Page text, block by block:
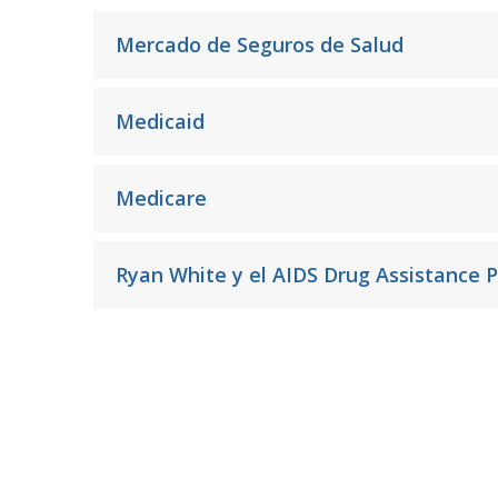
Mercado de Seguros de Salud
Medicaid
Medicare
Ryan White y el AIDS Drug Assistance